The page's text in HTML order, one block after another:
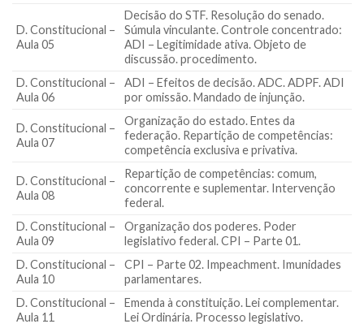
D. Constitucional –
Aula 05
Decisão do STF. Resolução do senado.
Súmula vinculante. Controle concentrado:
ADI – Legitimidade ativa. Objeto de
discussão. procedimento.
D. Constitucional –
Aula 06
ADI – Efeitos de decisão. ADC. ADPF. ADI
por omissão. Mandado de injunção.
D. Constitucional –
Aula 07
Organização do estado. Entes da
federação. Repartição de competências:
competência exclusiva e privativa.
D. Constitucional –
Aula 08
Repartição de competências: comum,
concorrente e suplementar. Intervenção
federal.
D. Constitucional –
Aula 09
Organização dos poderes. Poder
legislativo federal. CPI – Parte 01.
D. Constitucional –
Aula 10
CPI – Parte 02. Impeachment. Imunidades
parlamentares.
D. Constitucional –
Aula 11
Emenda à constituição. Lei complementar.
Lei Ordinária. Processo legislativo.